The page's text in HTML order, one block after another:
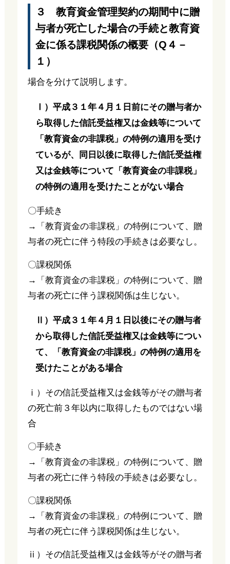
３ 教育資金管理契約の期間中に贈
与者が死亡した場合の手続と教育資
金に係る課税関係の概要（Q４－
１）
場合を分けて説明します。
Ⅰ）平成３１年４月１日前にその贈与者か
ら取得した信託受益権又は金銭等について
「教育資金の非課税」の特例の適用を受け
ているが、同日以後に取得した信託受益権
又は金銭等について「教育資金の非課税」
の特例の適用を受けたことがない場合
〇手続き
→「教育資金の非課税」の特例について、贈
与者の死亡に伴う特段の手続きは必要なし。
〇課税関係
→「教育資金の非課税」の特例について、贈
与者の死亡に伴う課税関係は生じない。
Ⅱ）平成３１年４月１日以後にその贈与者
から取得した信託受益権又は金銭等につい
て、「教育資金の非課税」の特例の適用を
受けたことがある場合
ⅰ）その信託受益権又は金銭等がその贈与者
の死亡前３年以内に取得したものではない場
合
〇手続き
→「教育資金の非課税」の特例について、贈
与者の死亡に伴う特段の手続きは必要なし。
〇課税関係
→「教育資金の非課税」の特例について、贈
与者の死亡に伴う課税関係は生じない。
ⅱ）その信託受益権又は金銭等がその贈与者